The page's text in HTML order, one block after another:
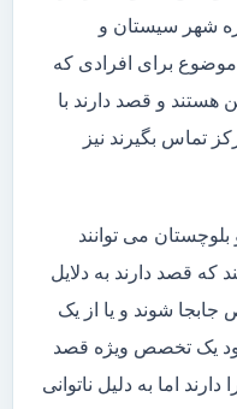
شهر سیستان و
موضوع برای افرادی که
و قصد دارند با
با این مرکز تماس بگیرند نیز
می توانند
که قصد دارند به دلایل
شوند و یا از یک
یک تخصص ویژه قصد
اما به دلیل ناتوانی